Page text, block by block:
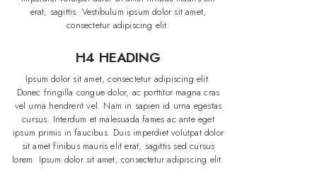
erat, sagittis. Vestibulum ipsum dolor sit amet,
consectetur adipiscing elit.
H4 HEADING
Ipsum dolor sit amet, consectetur adipiscing elit.
Donec fringilla congue dolor, ac porttitor magna cras
vel urna hendrerit vel. Nam in sapien id urna egestas
cursus. Interdum et malesuada fames ac ante eget
ipsum primis in faucibus. Duis imperdiet volutpat dolor
sit amet finibus mauris elit erat, sagittis sed cursus
lorem. Ipsum dolor sit amet, consectetur adipiscing elit.